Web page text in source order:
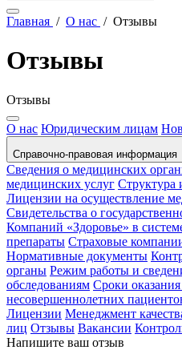
Главная / О нас / Отзывы
Отзывы
Отзывы
О нас Юридическим лицам
Справочно-правовая информация
Сведения о медицинских
медицинских услуг Структура
Лицензии на осуществление
Свидетельства о
Компаний «Здоровье» в
препараты Страховые
Нормативные документы
органы Режим работы и
обследованиям Сроки
несовершеннолетних
Лицензии Менеджмент
лиц Отзывы Вакансии
Напишите ваш отзыв